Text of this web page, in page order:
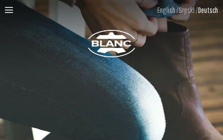
English Srpski Deutsch